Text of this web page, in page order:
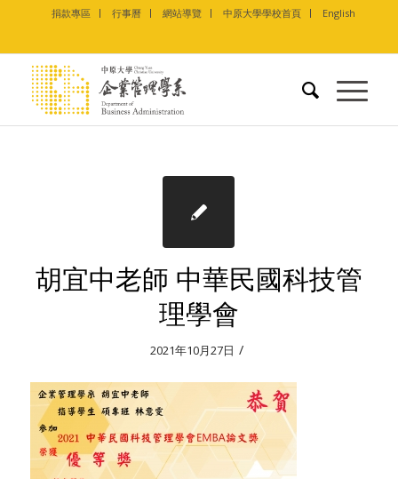
捐款專區 行事曆 網站導覽 中原大學學校首頁 English
胡宜中老師 中華民國科技管
理學會
2021年10月27日 /